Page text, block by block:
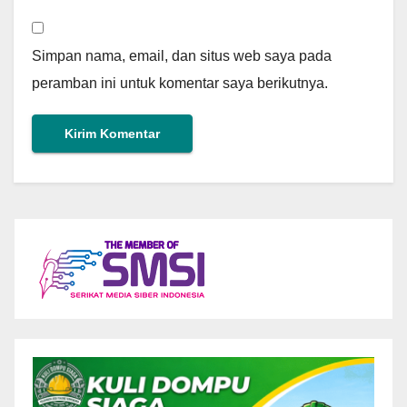
Simpan nama, email, dan situs web saya pada
peramban ini untuk komentar saya berikutnya.